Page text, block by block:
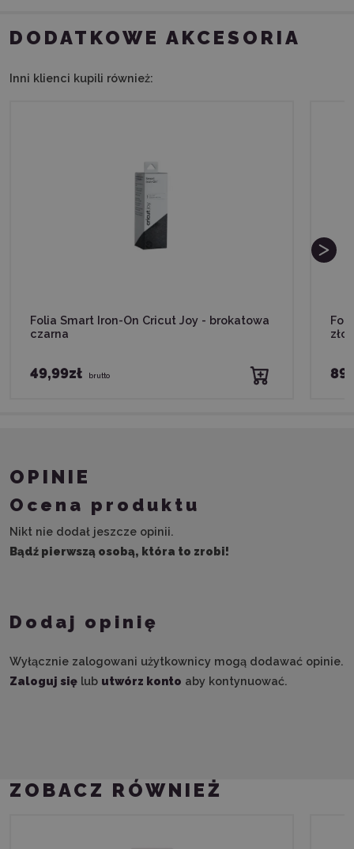
DODATKOWE AKCESORIA
Inni klienci kupili również:
Folia Smart Iron-On Cricut Joy - brokatowa
czarna
49,99zł brutto
OPINIE
Ocena produktu
Nikt nie dodał jeszcze opinii.
Bądź pierwszą osobą, która to zrobi!
Dodaj opinię
Wyłącznie zalogowani użytkownicy mogą dodawać opinie.
Zaloguj się lub utwórz konto aby kontynuować.
ZOBACZ RÓWNIEŻ